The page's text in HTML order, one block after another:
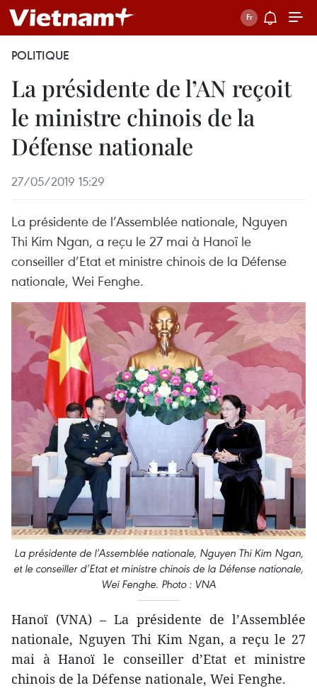
POLITIQUE
La présidente de l’AN reçoit
le ministre chinois de la
Défense nationale
27/05/2019 15:29
La présidente de l’Assemblée nationale, Nguyen
Thi Kim Ngan, a reçu le 27 mai à Hanoï le
conseiller d’Etat et ministre chinois de la Défense
nationale, Wei Fenghe.
La présidente de l’Assemblée nationale, Nguyen Thi Kim Ngan,
et le conseiller d’Etat et ministre chinois de la Défense nationale,
Wei Fenghe. Photo : VNA
Hanoï (VNA) – La présidente de l’Assemblée
nationale, Nguyen Thi Kim Ngan, a reçu le 27
mai à Hanoï le conseiller d’Etat et ministre
chinois de la Défense nationale, Wei Fenghe.